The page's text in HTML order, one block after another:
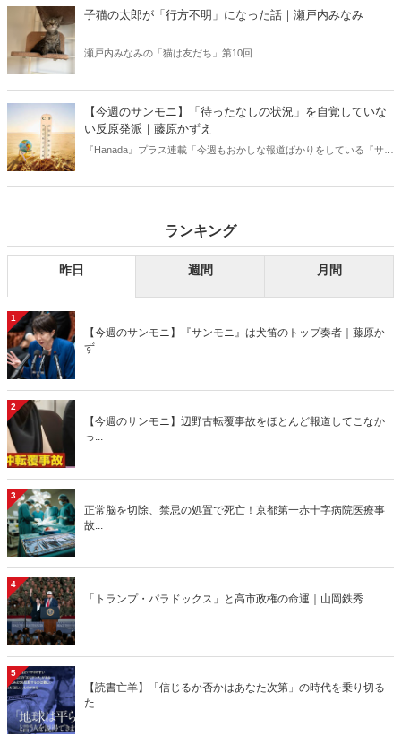
信じるか信じないかは、あなた次第！ 芸能ニュース
子猫の太郎が「行方不明」になった話｜瀬戸内みなみ
瀬戸内みなみの「猫は友だち」第10回
【今週のサンモニ】「待ったなしの状況」を自覚していな
い反原発派｜藤原かずえ
『Hanada』プラス連載「今週もおかしな報道ばかりをしている『サン
ランキング
昨日 週間 月間
1
【今週のサンモニ】『サンモニ』は犬笛のトップ奏者｜藤原か
ず...
2
【今週のサンモニ】辺野古転覆事故をほとんど報道してこなか
っ...
3
正常脳を切除、禁忌の処置で死亡！京都第一赤十字病院医療事
故...
4
「トランプ・パラドックス」と高市政権の命運｜山岡鉄秀
5
【読書亡羊】「信じるか否かはあなた次第」の時代を乗り切る
た...